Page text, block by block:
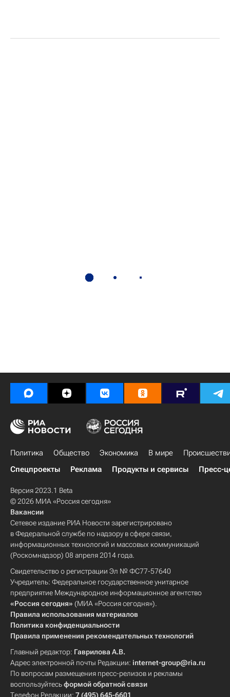
Политика Общество Экономика В мире
Спецпроекты
Реклама Продукты и сервисы Пресс-
Версия 2023.1 Beta
© 2026 МИА «Россия сегодня»
Вакансии
Сетевое издание РИА Новости зарегистрировано
в Федеральной службе по надзору в сфере связи,
информационных технологий и массовых коммуникаций
(Роскомнадзор) 08 апреля 2014 года.
Свидетельство о регистрации Эл № ФС77-57640
Учредитель: Федеральное государственное унитарное
предприятие Международное информационное агентство
«Россия сегодня» (МИА «Россия сегодня»).
Правила использования материалов
Политика конфиденциальности
Правила применения рекомендательных технологий
Главный редактор: Гаврилова А.В.
Адрес электронной почты Редакции: internet-group@ria.ru
По вопросам размещения пресс-релизов и рекламы
воспользуйтесьформой обратной связи
Телефон Редакции: 7 (495) 645-6601